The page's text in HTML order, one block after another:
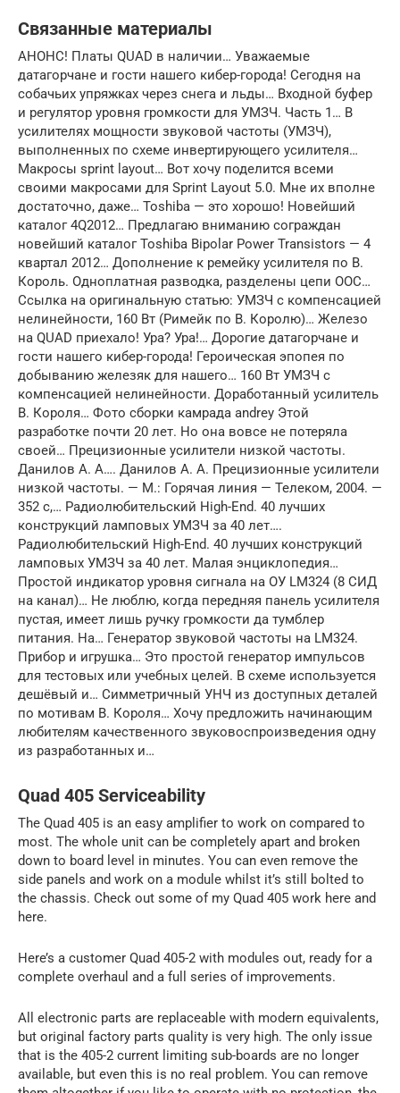
Связанные материалы
АНОНС! Платы QUAD в наличии… Уважаемые
датагорчане и гости нашего кибер-города! Сегодня на
собачьих упряжках через снега и льды… Входной буфер
и регулятор уровня громкости для УМЗЧ. Часть 1… В
усилителях мощности звуковой частоты (УМЗЧ),
выполненных по схеме инвертирующего усилителя…
Макросы sprint layout… Вот хочу поделится всеми
своими макросами для Sprint Layout 5.0. Мне их вполне
достаточно, даже… Toshiba — это хорошо! Новейший
каталог 4Q2012… Предлагаю вниманию сограждан
новейший каталог Toshiba Bipolar Power Transistors — 4
квартал 2012… Дополнение к ремейку усилителя по В.
Король. Одноплатная разводка, разделены цепи ООС…
Ссылка на оригинальную статью: УМЗЧ с компенсацией
нелинейности, 160 Вт (Римейк по В. Королю)… Железо
на QUAD приехало! Ура? Ура!… Дорогие датагорчане и
гости нашего кибер-города! Героическая эпопея по
добыванию железяк для нашего… 160 Вт УМЗЧ с
компенсацией нелинейности. Доработанный усилитель
В. Короля… Фото сборки камрада andrey Этой
разработке почти 20 лет. Но она вовсе не потеряла
своей… Прецизионные усилители низкой частоты.
Данилов А. А…. Данилов А. А. Прецизионные усилители
низкой частоты. — М.: Горячая линия — Телеком, 2004. —
352 с,… Радиолюбительский High-End. 40 лучших
конструкций ламповых УМЗЧ за 40 лет….
Радиолюбительский High-End. 40 лучших конструкций
ламповых УМЗЧ за 40 лет. Малая энциклопедия…
Простой индикатор уровня сигнала на ОУ LM324 (8 СИД
на канал)… Не люблю, когда передняя панель усилителя
пустая, имеет лишь ручку громкости да тумблер
питания. На… Генератор звуковой частоты на LM324.
Прибор и игрушка… Это простой генератор импульсов
для тестовых или учебных целей. В схеме используется
дешёвый и… Симметричный УНЧ из доступных деталей
по мотивам В. Короля… Хочу предложить начинающим
любителям качественного звуковоспроизведения одну
из разработанных и…
Quad 405 Serviceability
The Quad 405 is an easy amplifier to work on compared to
most. The whole unit can be completely apart and broken
down to board level in minutes. You can even remove the
side panels and work on a module whilst it’s still bolted to
the chassis. Check out some of my Quad 405 work here and
here.
Here’s a customer Quad 405-2 with modules out, ready for a
complete overhaul and a full series of improvements.
All electronic parts are replaceable with modern equivalents,
but original factory parts quality is very high. The only issue
that is the 405-2 current limiting sub-boards are no longer
available, but even this is no real problem. You can remove